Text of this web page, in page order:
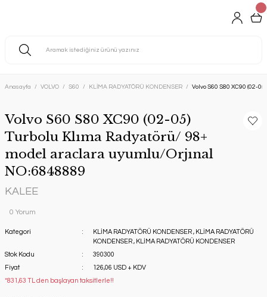
Anasayfa VOLVO S60 KLİMA RADYATÖRÜ KONDENSER Volvo S60 S80 XC90 (02-
Volvo S60 S80 XC90 (02-05)
Turbolu Klıma Radyatörü/ 98+
model araclara uyumlu/Orjınal
NO:6848889
KALEE
0 Yorum
Kategori KLİMA RADYATÖRÜ KONDENSER , KLİMA RADYATÖRÜ
KONDENSER , KLİMA RADYATÖRÜ KONDENSER
Stok Kodu
390300
Fiyat
126,06 USD + KDV
*831,63 TL den başlayan taksitlerle!!